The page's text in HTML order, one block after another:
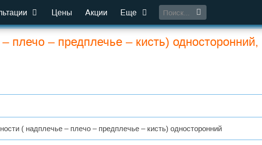
Цены Акции Еще
плечо – предплечье – кисть)
( надплечье – плечо – предплечье – кисть) односторонний